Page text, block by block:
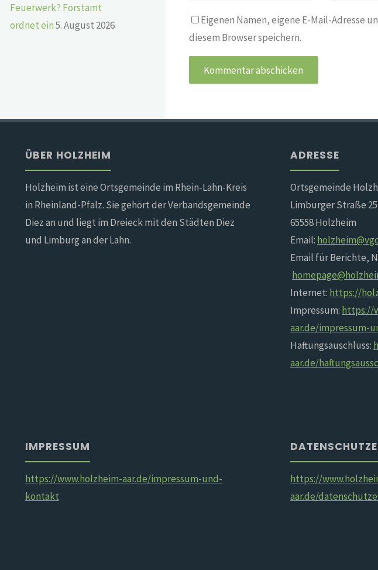
Eigenen Namen, eigene E-Mail-Adresse
diesem Browser speichern.
Feuerwerk? Forstamt
ordnet ein5. August 2026
ÜBER HOLZHEIM
Holzheim ist eine Ortsgemeinde im Rhein-Lahn-Kreis
in Rheinland-Pfalz. Sie gehört der Verbandsgemeinde
Diez an und liegt im Dreieck mit den Städten Diez
und Limburg an der Lahn.
ADRESSE
Ortsgemeinde
Limburger Straße 25
65558 Holzheim
Email:
Email für Berichte,
Internet: https://
Impressum: https://
aar.de/impressum-
Haftungsauschluss:
aar.de/
IMPRESSUM
https://www.holzheim-aar.de/impressum-und-
kontakt
https://
aar.de/